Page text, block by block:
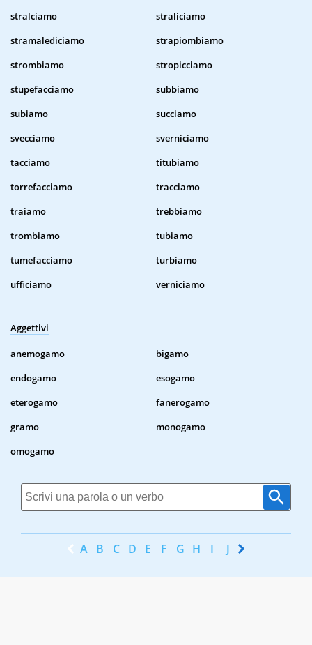
stralciamo
straliciamo
stramalediciamo
strapiombiamo
strombiamo
stropicciamo
stupefacciamo
subbiamo
subiamo
succiamo
svecciamo
sverniciamo
tacciamo
titubiamo
torrefacciamo
tracciamo
traiamo
trebbiamo
trombiamo
tubiamo
tumefacciamo
turbiamo
ufficiamo
verniciamo
Aggettivi
anemogamo
bigamo
endogamo
esogamo
eterogamo
fanerogamo
gramo
monogamo
omogamo
A B C D E F G H I J K